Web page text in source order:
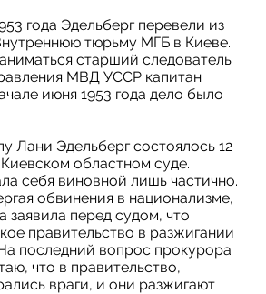
года Эдельберг перевели из
тюрьму МГБ в Киеве.
старший следователь
МВД УССР капитан
июня 1953 года дело было
Лани Эдельберг состоялось 12
областном суде.
себя виновной лишь частично.
обвинения в национализме,
заявила перед судом, что
правительство в разжигании
последний вопрос прокурора
что в правительство,
враги, и они разжигают